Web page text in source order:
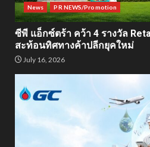
News PR NEWS/Promotion
ซีพี แอ็กซ์ตร้า คว้า 4 รางวัล
สะท้อนทิศทางค้าปลีกยุคใหม่
July 16, 2026